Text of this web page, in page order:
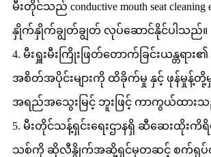
မီးတိုင်သည် conductive mouth seat cleaning
နှိုက်နှိုက်ချွတ်ချွတ် လုပ်ဆောင်နိုင်ပါသည်။
4. မီးရှူးမီးကြိုးဖြတ်တောက်ခြင်းယန္တရာ
အစိတ်အပိုင်းများကို ထိခိုက်မှု နှင့် ဖုန်မှုန့်တို့
အရည်အသွေးမြင့် ဘူးဖြင့် ကာကွယ်ထား
5. မီးတိုင်သန့်ရှင်းရေးဌာနရှိ ဆီဆေးထိုးကိ
သစ်ကို ဆိုလီနွိုက်အဆို့ရှင်မှတဆင့် စက်ရုပ်က